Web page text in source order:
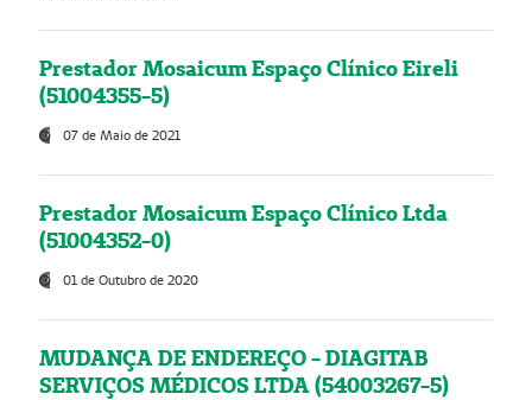
Prestador Mosaicum Espaço Clínico Eireli
(51004355-5)
07 de Maio de 2021
Prestador Mosaicum Espaço Clínico Ltda
(51004352-0)
01 de Outubro de 2020
MUDANÇA DE ENDEREÇO - DIAGITAB
SERVIÇOS MÉDICOS LTDA (54003267-5)